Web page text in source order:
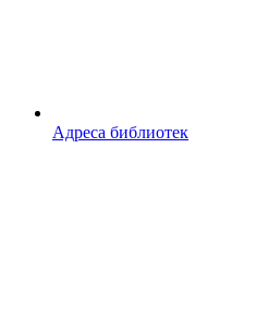
Адреса библиотек